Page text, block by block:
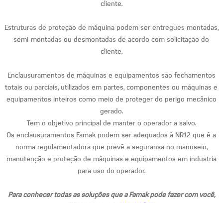
cliente.
Estruturas de proteção de máquina podem ser entregues montadas,
semi-montadas ou desmontadas de acordo com solicitação do
cliente.
Enclausuramentos de máquinas e equipamentos são fechamentos
totais ou parciais, utilizados em partes, componentes ou máquinas e
equipamentos inteiros como meio de proteger do perigo mecânico
gerado.
Tem o objetivo principal de manter o operador a salvo.
Os enclausuramentos Famak podem ser adequados à NR12 que é a
norma regulamentadora que prevê a seguransa no manuseio,
manutenção e proteção de máquinas e equipamentos em industria
para uso do operador.
Para conhecer todas as soluções que a Famak pode fazer com você,